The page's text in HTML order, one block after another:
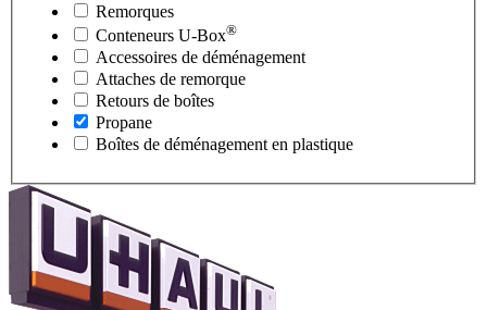
Remorques
Conteneurs U-Box®
Accessoires de déménagement
Attaches de remorque
Retours de boîtes
Propane
Boîtes de déménagement en plastique